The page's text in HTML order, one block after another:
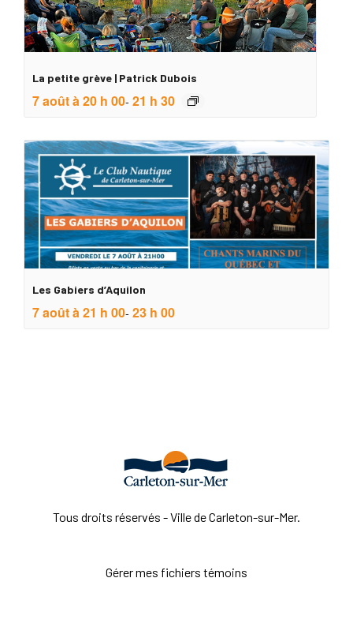
La petite grève | Patrick Dubois
7 août à 20 h 00- 21 h 30
Les Gabiers d’Aquilon
7 août à 21 h 00- 23 h 00
Tous droits réservés - Ville de Carleton-sur-Mer.
Gérer mes fichiers témoins